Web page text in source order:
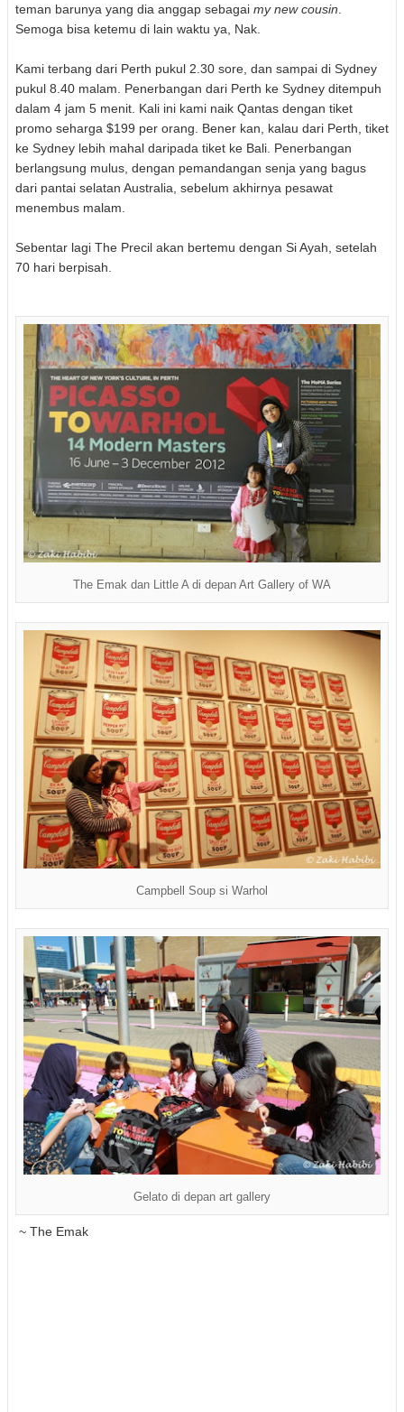
teman barunya yang dia anggap sebagai my new cousin
Semoga bisa ketemu di lain waktu ya, Nak.
Kami terbang dari Perth pukul 2.30 sore, dan sampai di Sydney
pukul 8.40 malam. Penerbangan dari Perth ke Sydney ditempuh
dalam 4 jam 5 menit. Kali ini kami naik Qantas dengan tiket
promo seharga $199 per orang. Bener kan, kalau dari Perth, tiket
ke Sydney lebih mahal daripada tiket ke Bali. Penerbangan
berlangsung mulus, dengan pemandangan senja yang bagus
dari pantai selatan Australia, sebelum akhirnya pesawat
menembus malam.
Sebentar lagi The Precil akan bertemu dengan Si Ayah, setelah
70 hari berpisah.
The Emak dan Little A di depan Art Gallery of WA
Campbell Soup si Warhol
Gelato di depan art gallery
~ The Emak